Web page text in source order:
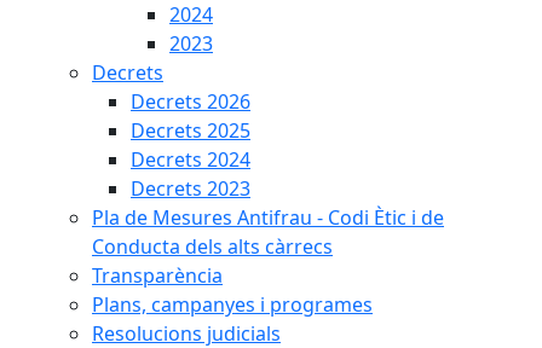
2024
2023
Decrets
Decrets 2026
Decrets 2025
Decrets 2024
Decrets 2023
Pla de Mesures Antifrau - Codi Ètic i de
Conducta dels alts càrrecs
Transparència
Plans, campanyes i programes
Resolucions judicials